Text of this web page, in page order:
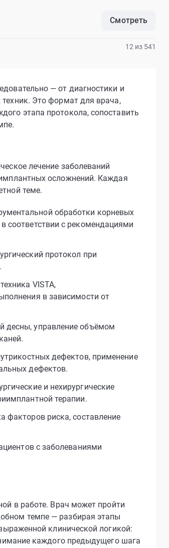
Смотреть
12 из 541
— от диагностики и
техник. Это формат для врача,
этапа протокола, сопоставить
лечение заболеваний
осложнений. Каждая
теме.
обработки корневых
соответствии с рекомендациями
протокол при
VISTA,
в зависимости от
десны, управление объёмом
дефектов, применение
дефектов.
и нехирургические
терапии.
факторов риска, составление
с заболеваниями
в работе. Врач может пройти
темпе — разбирая этапы
клинической логикой:
каждого предыдущего шага